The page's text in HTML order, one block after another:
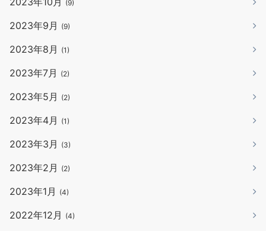
(9)
2023年9月 (9)
2023年8月 (1)
2023年7月 (2)
2023年5月 (2)
2023年4月 (1)
2023年3月 (3)
2023年2月 (2)
2023年1月 (4)
2022年12月 (4)